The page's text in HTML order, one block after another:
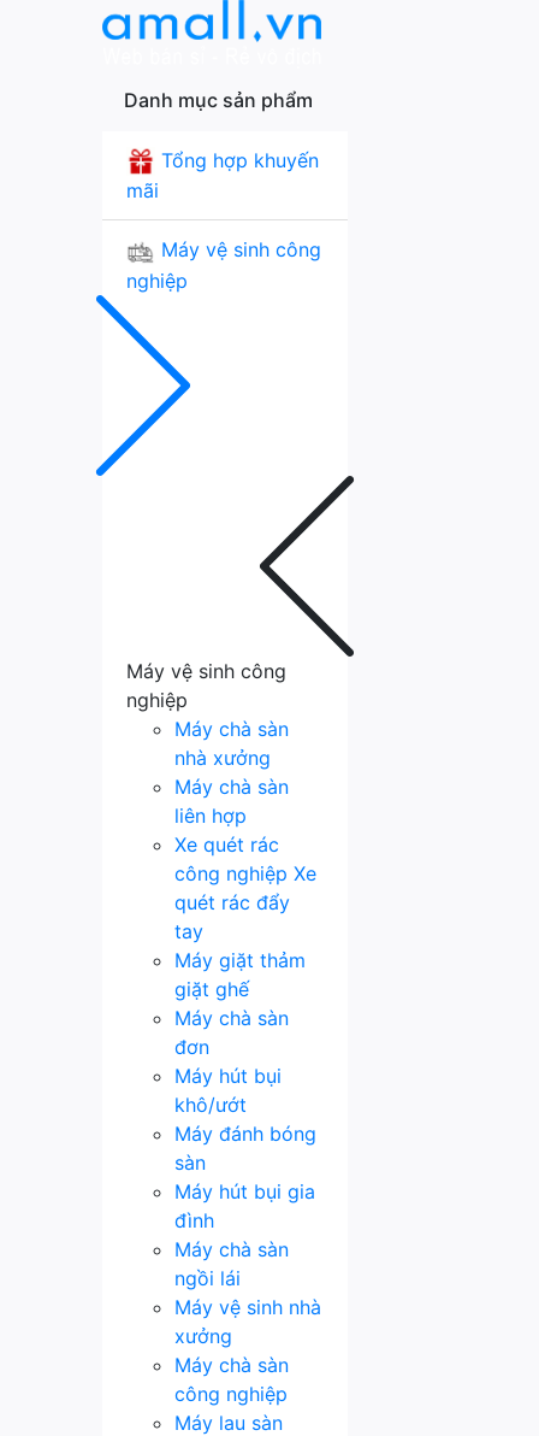
Danh mục sản phẩm
Tổng hợp khuyến
mãi
Máy vệ sinh công
nghiệp
Máy vệ sinh công
nghiệp
Máy chà sàn
nhà xưởng
Máy chà sàn
liên hợp
Xe quét rác
công nghiệp Xe
quét rác đẩy
tay
Máy giặt thảm
giặt ghế
Máy chà sàn
đơn
Máy hút bụi
khô/ướt
Máy đánh bóng
sàn
Máy hút bụi gia
đình
Máy chà sàn
ngồi lái
Máy vệ sinh nhà
xưởng
Máy chà sàn
công nghiệp
Máy lau sàn